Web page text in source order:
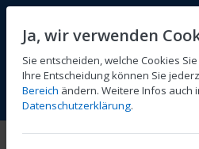
Menü Anmelden Vergleichen
Ja, wir verwenden
Sie entscheiden, welche Cookies
Ihre Entscheidung können Sie
Bereich ändern. Weitere Infos auch
Datenschutzerklärung.